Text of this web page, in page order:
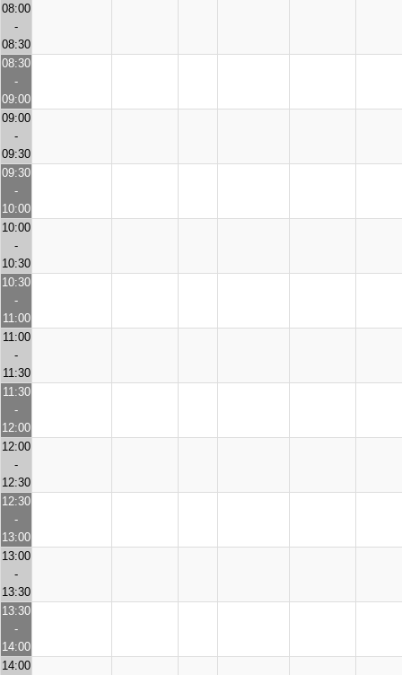
08:00
-
08:30
08:30
-
09:00
09:00
-
09:30
09:30
-
10:00
10:00
-
10:30
10:30
-
11:00
11:00
-
11:30
11:30
-
12:00
12:00
-
12:30
12:30
-
13:00
13:00
-
13:30
13:30
-
14:00
14:00